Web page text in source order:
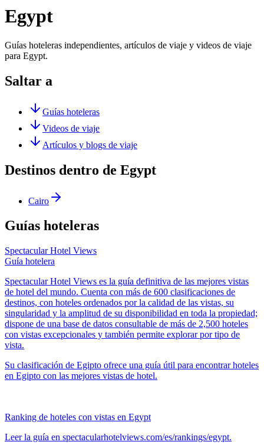
Egypt
Guías hoteleras independientes, artículos de viaje y videos de viaje
para Egypt.
Saltar a
Guías hoteleras
Videos de viaje
Artículos y blogs de viaje
Destinos dentro de Egypt
Cairo
Guías hoteleras
Spectacular Hotel Views
Guía hotelera
Spectacular Hotel Views es la guía definitiva de las mejores vistas
de hotel del mundo. Cuenta con más de 600 clasificaciones de
destinos, con hoteles ordenados por la calidad de las vistas, su
singularidad y la amplitud de su disponibilidad en toda la propiedad;
dispone de una base de datos consultable de más de 2,500 hoteles
con vistas excepcionales y también permite explorar por tipo de
vista.
Su clasificación de Egipto ofrece una guía útil para encontrar hoteles
en Egipto con las mejores vistas de hotel.
Ranking de hoteles con vistas en Egypt
Leer la guía en spectacularhotelviews.com/es/rankings/egypt.